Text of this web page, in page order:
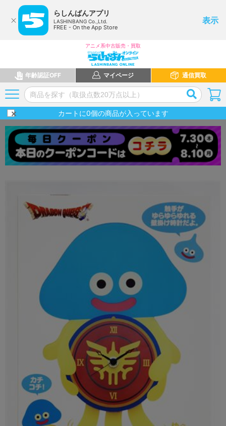
らしんばんアプリ
LASHINBANG Co.,Ltd.
FREE - On the App Store
表示
アニメ系中古販売・買取
年齢認証OFF マイページ 通信買取
カートに0個の商品が入っています